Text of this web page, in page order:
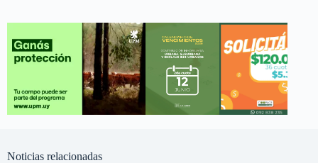
Noticias relacionadas